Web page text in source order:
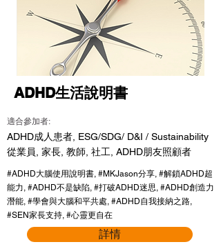
ADHD生活說明書
適合參加者:
ADHD成人患者, ESG/SDG/ D&I / Sustainability
從業員, 家長, 教師, 社工, ADHD朋友照顧者
#ADHD大腦使用說明書, #MKJason分享, #解鎖ADHD超
能力, #ADHD不是缺陷, #打破ADHD迷思, #ADHD創造力
潛能, #學會與大腦和平共處, #ADHD自我接納之路,
#SEN家長支持, #心靈更自在
詳情